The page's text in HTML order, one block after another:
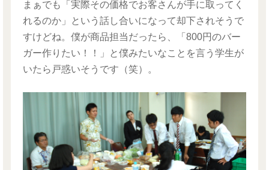
まぁでも「実際その価格でお客さんが手に取ってく
れるのか」という話し合いになって却下されそうで
すけどね。僕が商品担当だったら、「800円のバー
ガー作りたい！！」と僕みたいなことを言う学生が
いたら戸惑いそうです（笑）。